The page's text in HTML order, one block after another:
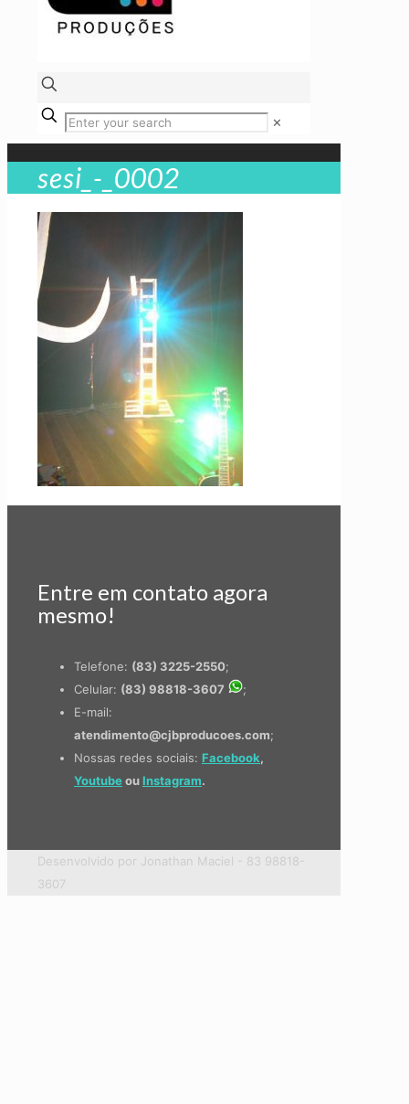
✕
sesi_-_0002
Entre em contato agora
mesmo!
Telefone: (83) 3225-2550;
Celular: (83) 98818-3607
;
E-mail:
atendimento@cjbproducoes.com;
Nossas redes sociais: Facebook,
Youtubeou Instagram.
Desenvolvido por Jonathan Maciel - 83 98818-
3607